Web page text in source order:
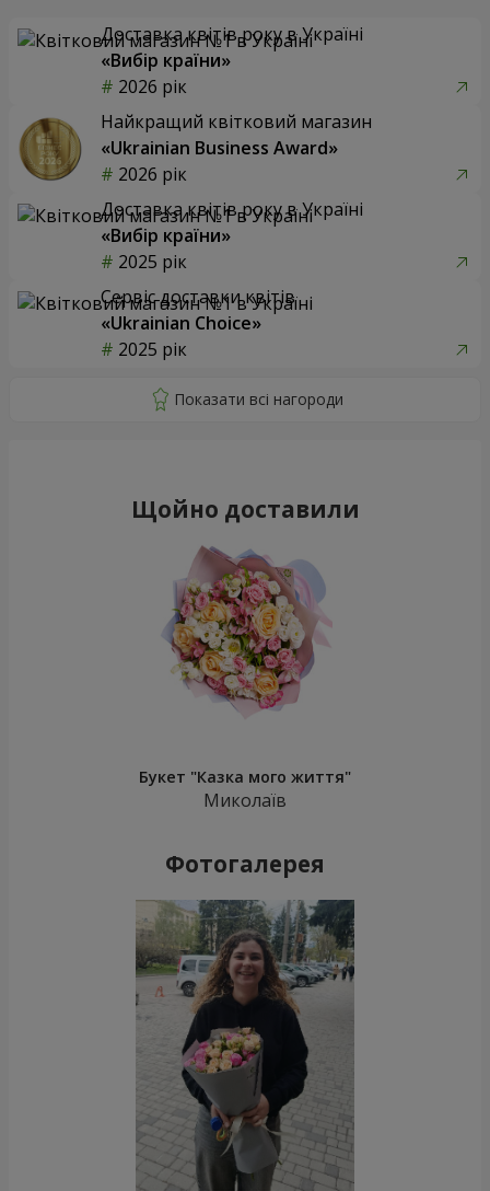
Доставка квітів року в Україні
«Вибір країни»
2026 рік
Найкращий квітковий магазин
«Ukrainian Business Award»
2026 рік
Доставка квітів року в Україні
«Вибір країни»
2025 рік
Сервіс доставки квітів
«Ukrainian Choice»
2025 рік
Щойно доставили
Букет "Казка мого життя"
Миколаїв
Фотогалерея